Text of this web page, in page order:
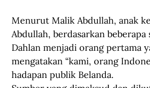
Menurut Malik Abdullah, anak
Abdullah, berdasarkan beberapa
Dahlan menjadi orang pertama
mengatakan “kami, orang
hadapan publik Belanda.